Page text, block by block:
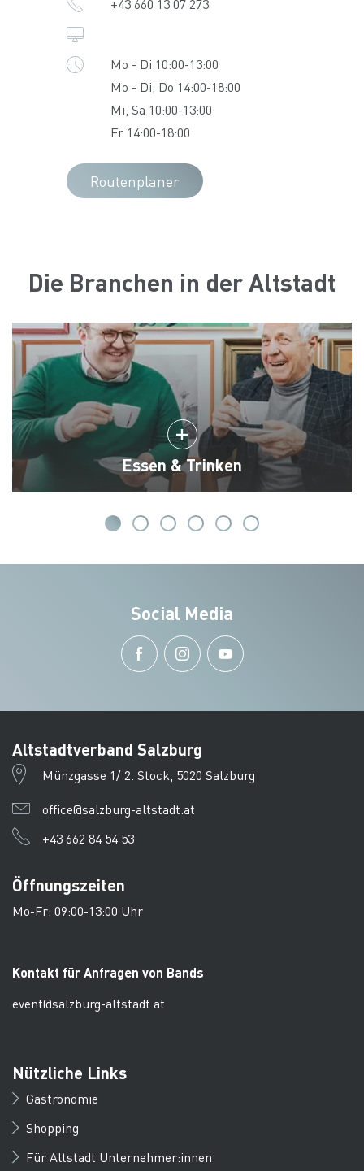
+43 660 13 07 273
Mo - Di 10:00-13:00
Mo - Di, Do 14:00-18:00
Mi, Sa 10:00-13:00
Fr 14:00-18:00
Routenplaner
Die Branchen in der Altstadt
Essen & Trinken
Social Media
Altstadtverband Salzburg
Münzgasse 1/ 2. Stock, 5020 Salzburg
office@salzburg-altstadt.at
+43 662 84 54 53
Öffnungszeiten
Mo-Fr: 09:00-13:00 Uhr
Kontakt für Anfragen von Bands
event@salzburg-altstadt.at
Nützliche Links
Gastronomie
Shopping
Für Altstadt Unternehmer:innen